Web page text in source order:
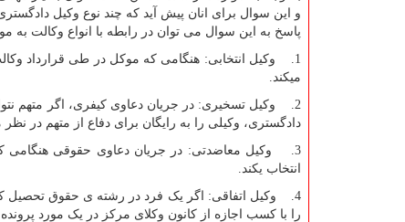
و این سوال برای انان پیش آید که چند نوع وکیل
پاسخ به این سوال می توان در رابطه با انواع وکالت به
1. وکیل انتخابی: هنگامی که موکل در طی قرارداد
میکند.
2. وکیل تسخیری: در جریان دعاوی کیفری، اگر متهم
دادگستری، وکیلی را به رایگان برای دفاع از متهم در
3. وکیل معاضدتی: در جریان دعاوی حقوقی هنگامی که
انتخاب یکند.
4. وکیل اتفاقی: اگر یک فرد در رشته ی حقوق تحصیل
را با کسب اجازه از کانون وکلای مرکز در یک مورد